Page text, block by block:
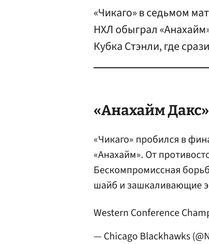
«Чикаго» в седьмом
НХЛ обыграл
Кубка Стэнли, где
«Анахайм
«Чикаго» пробился в
«Анахайм». От
Бескомпромиссная
шайб и зашкаливающие
Western Conference
— Chicago Blackhawks